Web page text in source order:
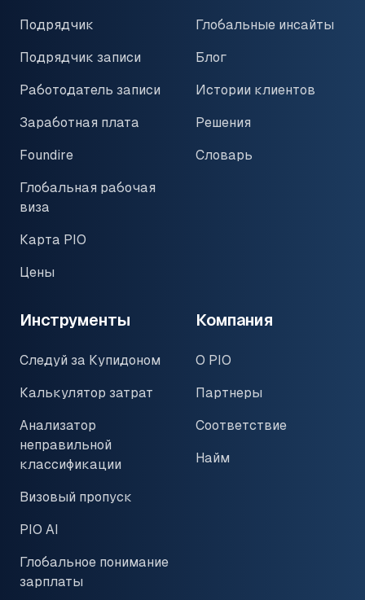
Подрядчик
Подрядчик записи
Работодатель записи
Заработная плата
Foundire
Глобальная рабочая
виза
Карта PIO
Цены
Глобальные инсайты
Блог
Истории клиентов
Решения
Словарь
Инструменты
Следуй за Купидоном
Калькулятор затрат
Анализатор
неправильной
классификации
Визовый пропуск
PIO AI
Глобальное понимание
зарплаты
Компания
О PIO
Партнеры
Соответствие
Найм